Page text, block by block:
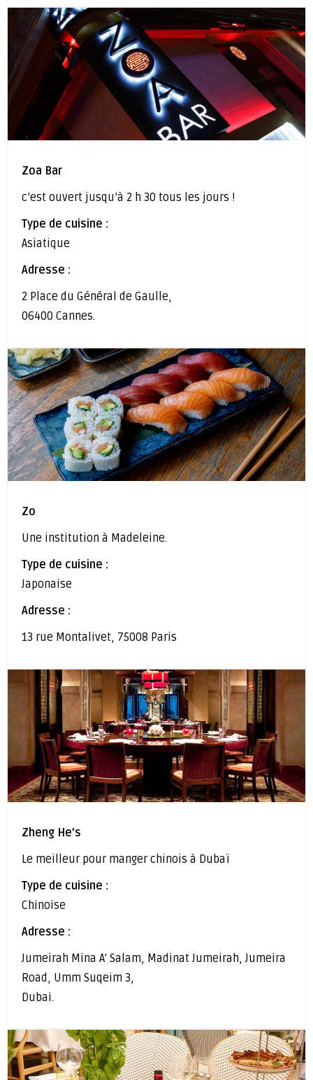
Zoa Bar
c’est ouvert jusqu’à 2 h 30 tous les jours !
Type de cuisine :
Asiatique
Adresse :
2 Place du Général de Gaulle,
06400 Cannes.
Zo
Une institution à Madeleine.
Type de cuisine :
Japonaise
Adresse :
13 rue Montalivet, 75008 Paris
Zheng He’s
Le meilleur pour manger chinois à Dubaï
Type de cuisine :
Chinoise
Adresse :
Jumeirah Mina A' Salam, Madinat Jumeirah, Jumeira
Road, Umm Suqeim 3,
Dubai.